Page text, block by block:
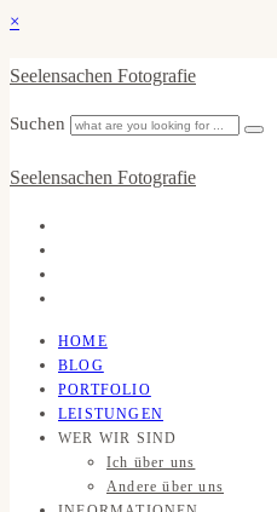
×
Seelensachen Fotografie
Suchen
Seelensachen Fotografie
HOME
BLOG
PORTFOLIO
LEISTUNGEN
WER WIR SIND
Ich über uns
Andere über uns